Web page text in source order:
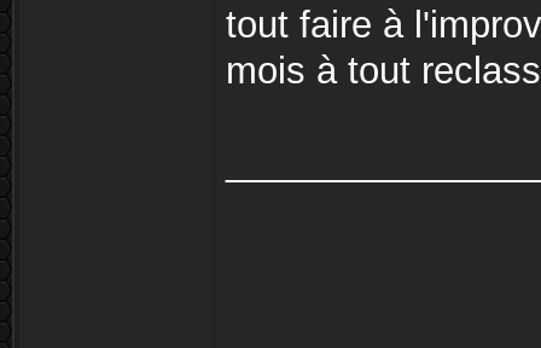
tout faire à
mois à tout